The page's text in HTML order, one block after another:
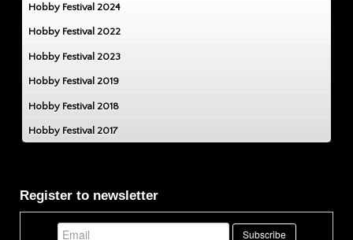
Hobby Festival 2024
Hobby Festival 2022
Hobby Festival 2023
Hobby Festival 2019
Hobby Festival 2018
Hobby Festival 2017
Register to newsletter